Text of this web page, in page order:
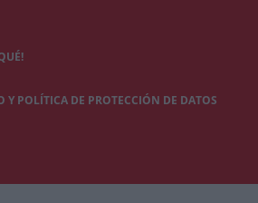
Y POLÍTICA DE PROTECCIÓN DE DATOS